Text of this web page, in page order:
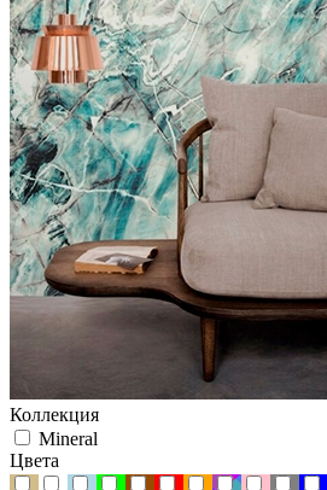
Коллекция
Mineral
Цвета